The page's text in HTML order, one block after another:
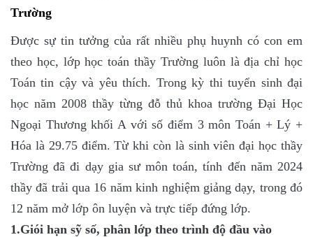
Trường
Được sự tin tưởng của rất nhiều phụ huynh có con em
theo học, lớp học toán thầy Trường luôn là địa chỉ học
Toán tin cậy và yêu thích. Trong kỳ thi tuyển sinh đại
học năm 2008 thầy từng đỗ thủ khoa trường Đại Học
Ngoại Thương khối A với số điểm 3 môn Toán + Lý +
Hóa là 29.75 điểm. Từ khi còn là sinh viên đại học thầy
Trường đã đi dạy gia sư môn toán, tính đến năm 2024
thầy đã trải qua 16 năm kinh nghiệm giảng dạy, trong đó
12 năm mở lớp ôn luyện và trực tiếp đứng lớp.
1.Giói hạn sỹ số, phân lớp theo trình độ đầu vào